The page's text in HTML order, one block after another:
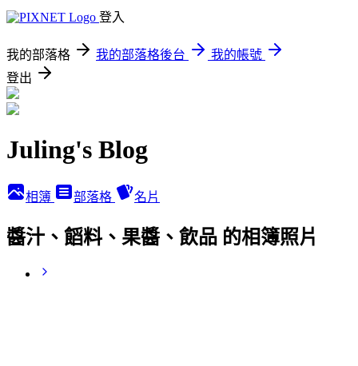
登入
我的部落格 我的部落格後台
我的帳號
登出
Juling's Blog
相簿 部落格 名片
醬汁、饀料、果醬、飲品 的相簿照片